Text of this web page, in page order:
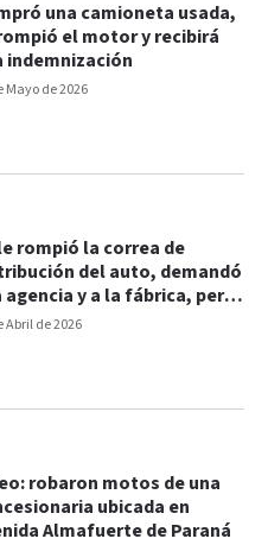
Mayo de 2026
una camioneta usada,
el motor y recibirá
indemnización
Abril de 2026
rompió la correa de
del auto, demandó
agencia y a la fábrica, pero
rechazó el reclamo
robaron motos de una
ubicada en
Almafuerte de Paraná